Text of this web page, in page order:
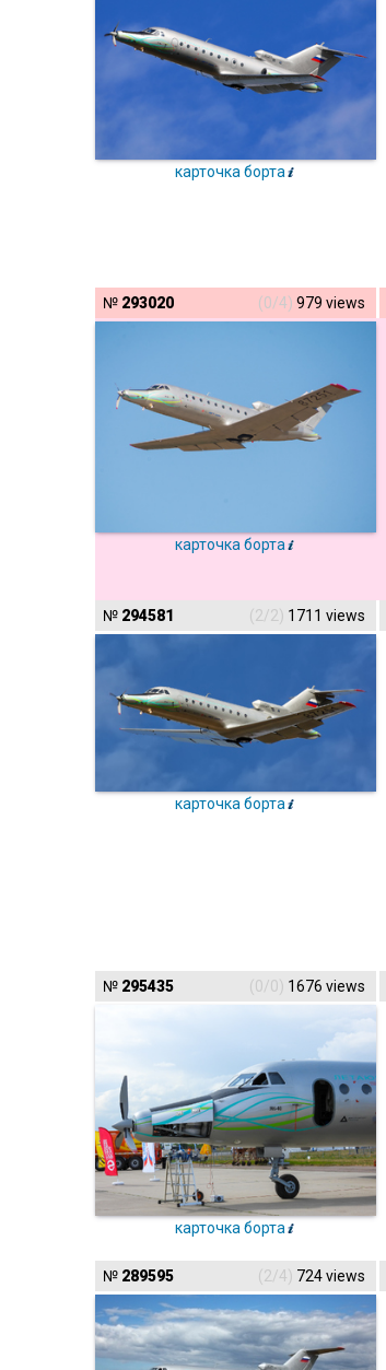
карточка борта
№ 293020 (0/4) 979 views
карточка борта
№ 294581 (2/2) 1711 views
карточка борта
№ 295435 (0/0) 1676 views
карточка борта
№ 289595 (2/4) 724 views